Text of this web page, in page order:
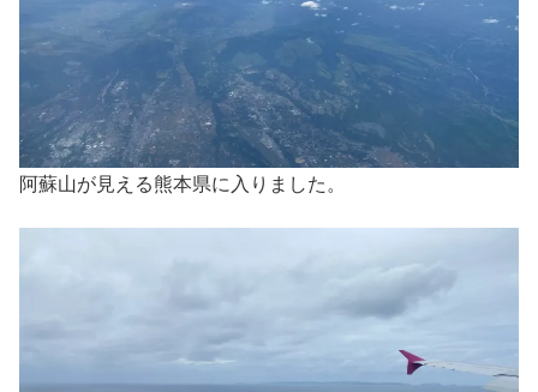
阿蘇山が見える熊本県に入りました。